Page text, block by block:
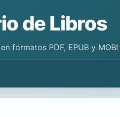
de Libros
formatos PDF, EPUB y MOBI